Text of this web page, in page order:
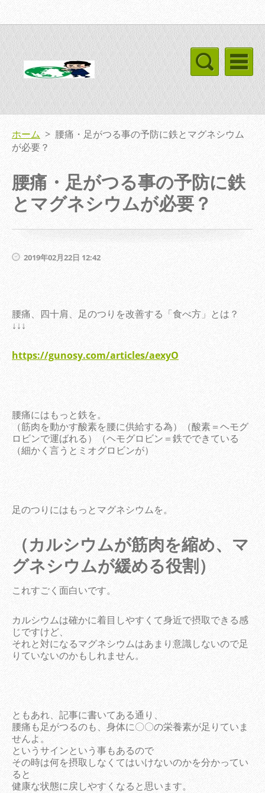
ホーム > 腰痛・足がつる事の予防に鉄とマグネシウム
が必要？
腰痛・足がつる事の予防に鉄
とマグネシウムが必要？
2019年02月22日 12:42
腰痛、四十肩、足のつりを改善する「食べ方」とは？
↓↓↓
https://gunosy.com/articles/aexyO
腰痛にはもっと鉄を。
（筋肉を動かす酸素を腰に供給する為）（酸素＝ヘモグ
ロビンで運ばれる）（ヘモグロビン＝鉄でできている
（細かく言うとミオグロビンが）
足のつりにはもっとマグネシウムを。
（カルシウムが筋肉を縮め、マ
グネシウムが緩める役割）
これすごく面白いです。
カルシウムは確かに着目しやすくて身近で摂取できる感
じですけど、
それと対になるマグネシウムはあまり意識しないので足
りていないのかもしれません。
ともあれ、記事に書いてある通り、
腰痛も足がつるのも、身体に〇〇の栄養素が足りていま
せんよ。
というサインという事もあるので
その時は何を摂取しなくてはいけないのかを分かってい
ると
健康な状態に戻しやすくなると思います。